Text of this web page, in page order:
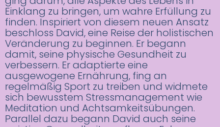
Einklang zu bringen, um wahre Erfüllung zu
finden. Inspiriert von diesem neuen Ansatz
beschloss David, eine Reise der holistischen
Veränderung zu beginnen. Er begann
damit, seine physische Gesundheit zu
verbessern. Er adaptierte eine
ausgewogene Ernährung, fing an
regelmäßig Sport zu treiben und widmete
sich bewusstem Stressmanagement wie
Meditation und Achtsamkeitsübungen.
Parallel dazu begann David auch seine